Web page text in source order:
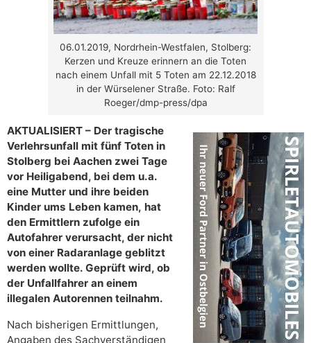
06.01.2019, Nordrhein-Westfalen, Stolberg:
Kerzen und Kreuze erinnern an die Toten
nach einem Unfall mit 5 Toten am 22.12.2018
in der Würselener Straße. Foto: Ralf
Roeger/dmp-press/dpa
AKTUALISIERT – Der tragische
Verlehrsunfall mit fünf Toten in
Stolberg bei Aachen zwei Tage
vor Heiligabend, bei dem u.a.
eine Mutter und ihre beiden
Kinder ums Leben kamen, hat
den Ermittlern zufolge ein
Autofahrer verursacht, der nicht
von einer Radaranlage geblitzt
werden wollte. Geprüft wird, ob
der Unfallfahrer an einem
illegalen Autorennen teilnahm.
Nach bisherigen Ermittlungen,
Angaben des Sachverständigen